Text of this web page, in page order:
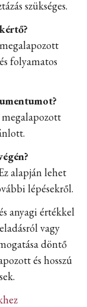
szükséges.
folyamatos
alapján lehet
lépésekről.
anyagi értékkel
vagy
döntő
és hosszú